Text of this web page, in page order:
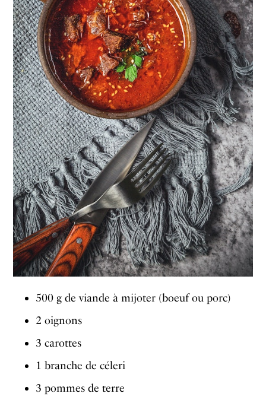
500 g de viande à mijoter (boeuf ou porc)
2 oignons
3 carottes
1 branche de céleri
3 pommes de terre